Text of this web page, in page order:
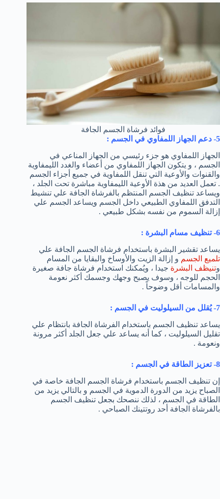
فوائد فرشاة الجسم الجافة
5- دعم الجهاز اللمفاوي في الجسم :
الجهاز اللمفاوي هو جزء رئيسي من الجهاز المناعي في
الجسم ، و يتكون الجهاز اللمفاوي من أعضاء والغدد الليمفاوية
والقنوات والأوعية التي تنقل اللمفاوية في جميع أجزاء الجسم
. تعمل العديد من هذة الأوعية الليمفاوية مباشرة تحت الجلد ،
ويساعد تنظيف الجسم المنتظم بالفرشاة الجافة علي تنشيط
التدفق اللمفاوي الطبيعي داخل الجسم ويساعد الجسم علي
إزالة السموم من نفسه بشكل طبيعي .
6- تنظيف مسام البشرة :
يساعد تقشير البشرة باستخدام فرشاة الجسم الجافة علي
تلميع الجسم و إزالة الزيت والأوساخ والبقايا من المسام
وتنيظف البشرة جيدا ، ويُمكنك استخدام فرشاة جافة صغيرة
الحجم للوجه ، وسوف يصبح وجهك وجسمك أكثر نعومة
والمسامات أقل وضوحاً .
7- يُقلل من السيلوليت في الجسم :
يساعد تنظيف الجسم باستخدام الفرشاة الجافة بانتظام علي
تقليل السيلوليت ، كما أنه يساعد علي جعل الجلد أكثر مرونة
ونعومة .
8- تعزيز الطاقة في الجسم :
إن تنظيف الجسم باستخدام فرشاة الجسم الجافة خاصة في
الصباح يزيد من الدورة الدموية في الجسم و بالتالي يزيد من
الطاقة في الجسم ، لذلك ننصحك بجعل تنظيف الجسم
بالفرشاة الجافة أحد روتتينك الصباحي .